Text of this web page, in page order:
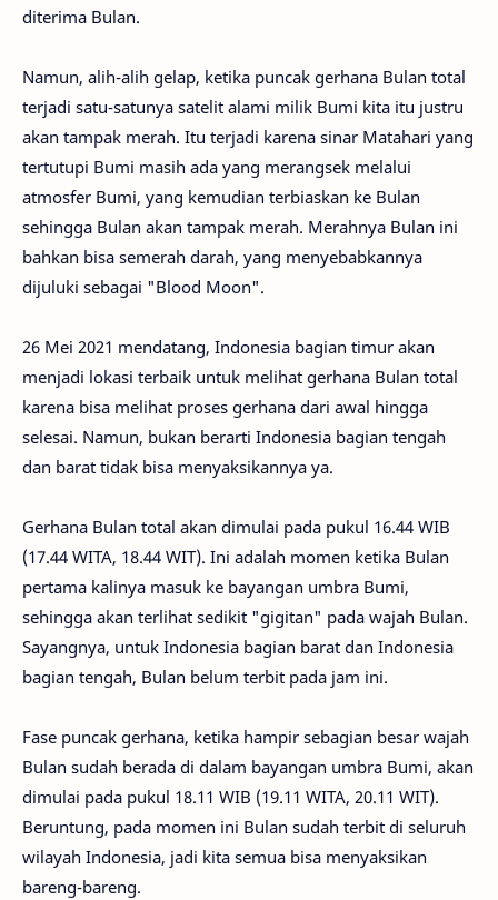
diterima Bulan.
Namun, alih-alih gelap, ketika puncak gerhana Bulan total
terjadi satu-satunya satelit alami milik Bumi kita itu justru
akan tampak merah. Itu terjadi karena sinar Matahari yang
tertutupi Bumi masih ada yang merangsek melalui
atmosfer Bumi, yang kemudian terbiaskan ke Bulan
sehingga Bulan akan tampak merah. Merahnya Bulan ini
bahkan bisa semerah darah, yang menyebabkannya
dijuluki sebagai "Blood Moon".
26 Mei 2021 mendatang, Indonesia bagian timur akan
menjadi lokasi terbaik untuk melihat gerhana Bulan total
karena bisa melihat proses gerhana dari awal hingga
selesai. Namun, bukan berarti Indonesia bagian tengah
dan barat tidak bisa menyaksikannya ya.
Gerhana Bulan total akan dimulai pada pukul 16.44 WIB
(17.44 WITA, 18.44 WIT). Ini adalah momen ketika Bulan
pertama kalinya masuk ke bayangan umbra Bumi,
sehingga akan terlihat sedikit "gigitan" pada wajah Bulan.
Sayangnya, untuk Indonesia bagian barat dan Indonesia
bagian tengah, Bulan belum terbit pada jam ini.
Fase puncak gerhana, ketika hampir sebagian besar wajah
Bulan sudah berada di dalam bayangan umbra Bumi, akan
dimulai pada pukul 18.11 WIB (19.11 WITA, 20.11 WIT).
Beruntung, pada momen ini Bulan sudah terbit di seluruh
wilayah Indonesia, jadi kita semua bisa menyaksikan
bareng-bareng.